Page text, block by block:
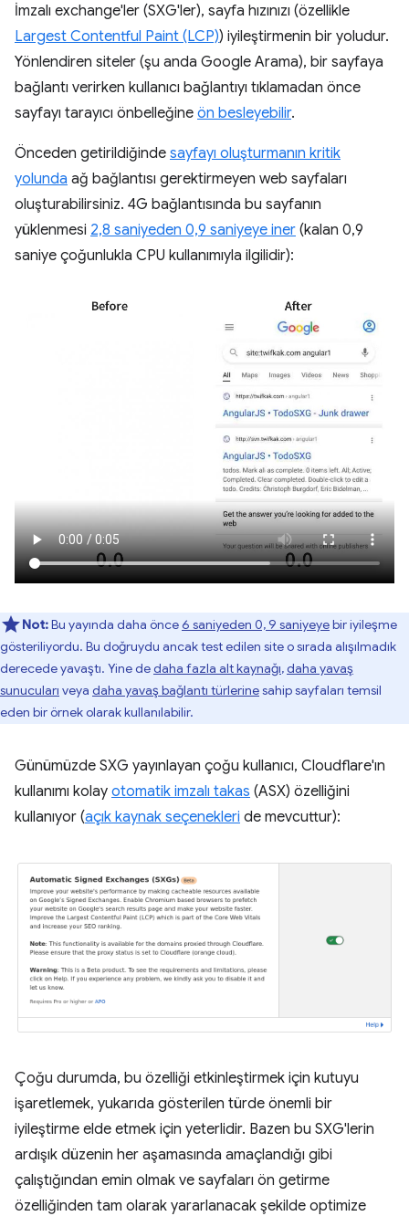
İmzalı exchange'ler (SXG'ler), sayfa hızınızı (özellikle
Largest Contentful Paint (LCP)) iyileştirmenin bir yoludur.
Yönlendiren siteler (şu anda Google Arama), bir sayfaya
bağlantı verirken kullanıcı bağlantıyı tıklamadan önce
sayfayı tarayıcı önbelleğine ön besleyebilir.
Önceden getirildiğinde sayfayı oluşturmanın kritik
yolunda ağ bağlantısı gerektirmeyen web sayfaları
oluşturabilirsiniz. 4G bağlantısında bu sayfanın
yüklenmesi 2,8 saniyeden 0,9 saniyeye iner (kalan 0,9
saniye çoğunlukla CPU kullanımıyla ilgilidir):
Not:Bu yayında daha önce 6 saniyeden 0, 9 saniyeyebir iyileşme
gösteriliyordu. Bu doğruydu ancak test edilen site o sırada alışılmadık
derecede yavaştı. Yine dedaha fazla alt kaynağı,daha yavaş
sunucuları veya daha yavaş bağlantı türlerinesahip sayfaları temsil
eden bir örnek olarak kullanılabilir.
Günümüzde SXG yayınlayan çoğu kullanıcı, Cloudflare'ın
kullanımı kolay otomatik imzalı takas (ASX) özelliğini
kullanıyor (açık kaynak seçenekleri de mevcuttur):
Çoğu durumda, bu özelliği etkinleştirmek için kutuyu
işaretlemek, yukarıda gösterilen türde önemli bir
iyileştirme elde etmek için yeterlidir. Bazen bu SXG'lerin
ardışık düzenin her aşamasında amaçlandığı gibi
çalıştığından emin olmak ve sayfaları ön getirme
özelliğinden tam olarak yararlanacak şekilde optimize